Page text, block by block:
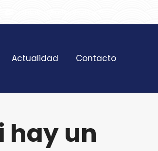
Actualidad Contacto
hay un